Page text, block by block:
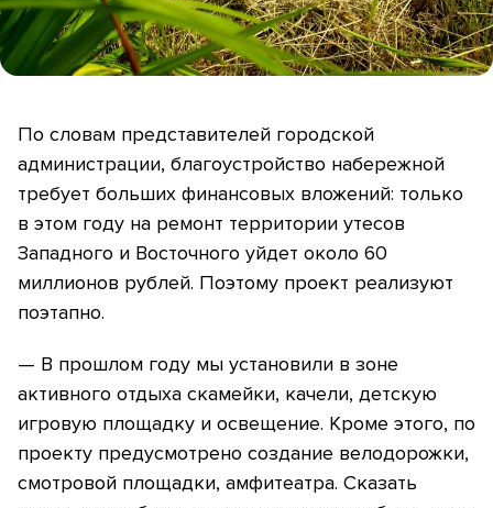
По словам представителей городской
администрации, благоустройство набережной
требует больших финансовых вложений: только
в этом году на ремонт территории утесов
Западного и Восточного уйдет около 60
миллионов рублей. Поэтому проект реализуют
поэтапно.
— В прошлом году мы установили в зоне
активного отдыха скамейки, качели, детскую
игровую площадку и освещение. Кроме этого, по
проекту предусмотрено создание велодорожки,
смотровой площадки, амфитеатра. Сказать